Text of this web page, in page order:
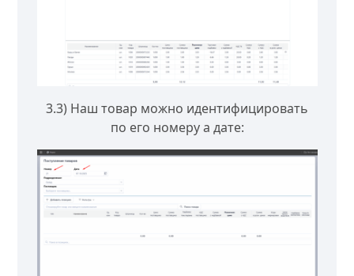
3.3) Наш товар можно идентифицировать
по его номеру а дате: